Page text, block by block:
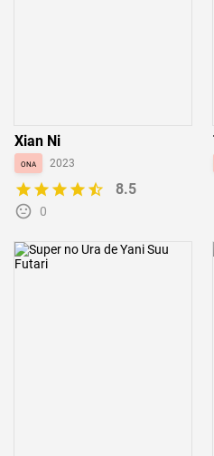
Xian Ni
ona 2023
8.5
0